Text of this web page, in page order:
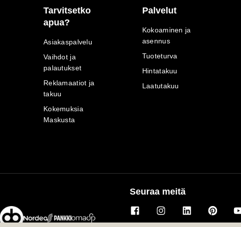
Tarvitsetko
apua?
Asiakaspalvelu
Vaihdot ja
palautukset
Reklamaatiot ja
takuu
Kokemuksia
Maskusta
Palvelut
Kokoaminen ja
asennus
Tuoteturva
Hintatakuu
Laatutakuu
Seuraa meitä